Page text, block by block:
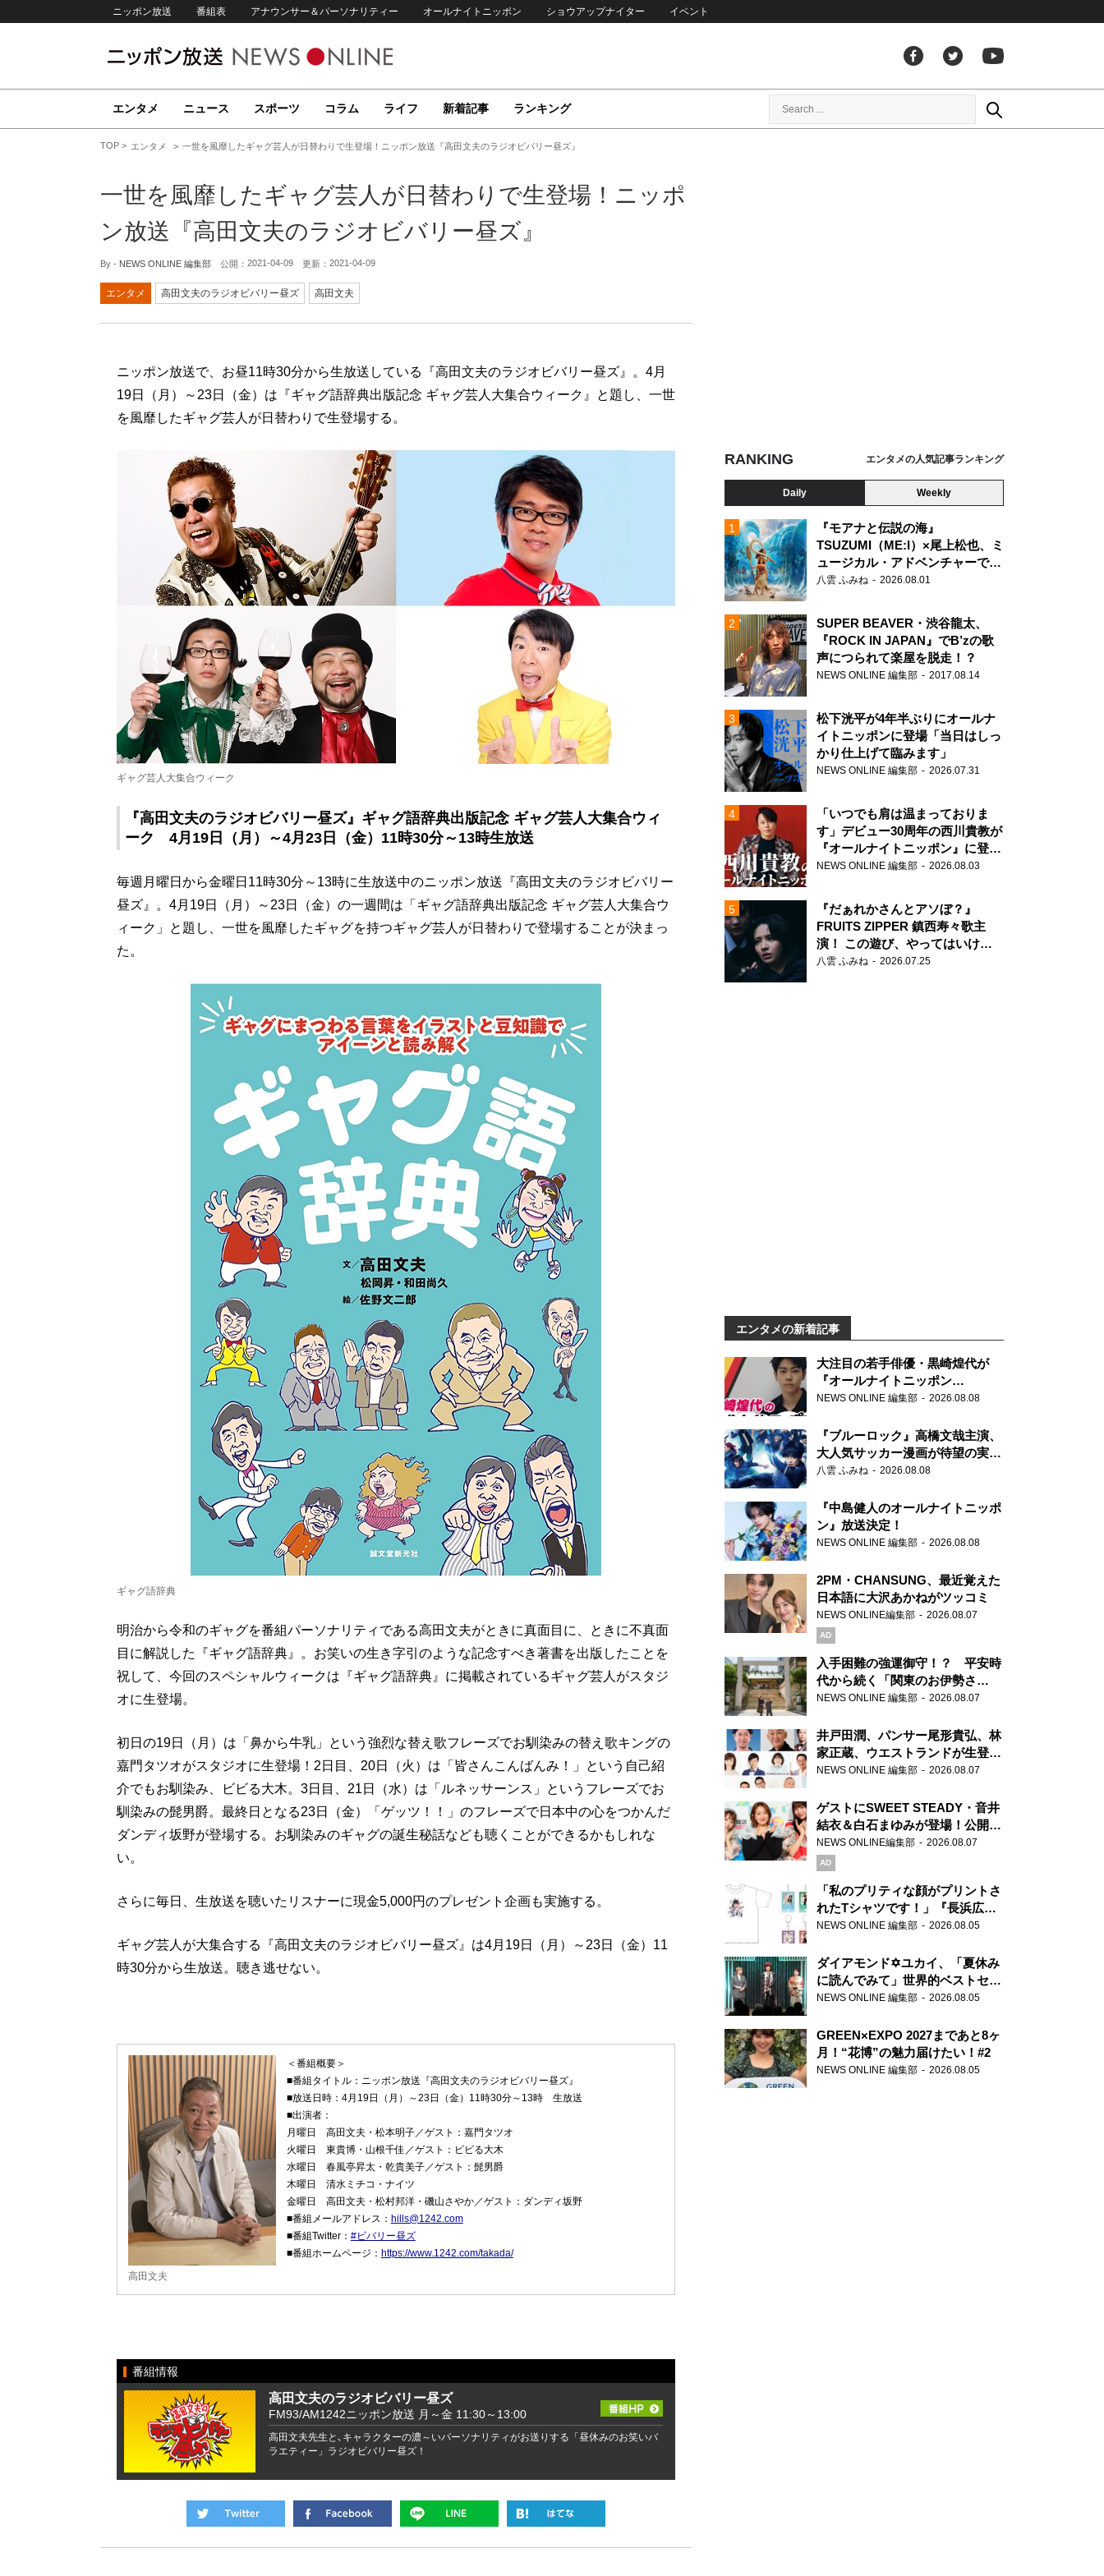
ニッポン放送 番組表 アナウンサー＆パーソナリティー オールナイトニッポン ショウアップナイター イベント
エンタメ ニュース スポーツ コラム ライフ 新着記事 ランキング
TOP エンタメ 一世を風靡したギャグ芸人が日替わりで生登場！ニッポン放送『高田文夫のラジオビバリー昼ズ』
一世を風靡したギャグ芸人が日替わりで生登場！ニッポ
ン放送『高田文夫のラジオビバリー昼ズ』
By - NEWS ONLINE 編集部 公開： 2021-04-09 更新： 2021-04-09
エンタメ 高田文夫のラジオビバリー昼ズ 高田文夫
ニッポン放送で、お昼11時30分から生放送している『高田文夫のラジオビバリー昼ズ』。4月
19日（月）～23日（金）は『ギャグ語辞典出版記念 ギャグ芸人大集合ウィーク』と題し、一世
を風靡したギャグ芸人が日替わりで生登場する。
ギャグ芸人大集合ウィーク
『高田文夫のラジオビバリー昼ズ』ギャグ語辞典出版記念 ギャグ芸人大集合ウィ
ーク 4月19日（月）～4月23日（金）11時30分～13時生放送
毎週月曜日から金曜日11時30分～13時に生放送中のニッポン放送『高田文夫のラジオビバリー
昼ズ』。4月19日（月）～23日（金）の一週間は「ギャグ語辞典出版記念 ギャグ芸人大集合ウ
ィーク」と題し、一世を風靡したギャグを持つギャグ芸人が日替わりで登場することが決まっ
た。
ギャグ語辞典
明治から令和のギャグを番組パーソナリティである高田文夫がときに真面目に、ときに不真面
目に解説した『ギャグ語辞典』。お笑いの生き字引のような記念すべき著書を出版したことを
祝して、今回のスペシャルウィークは『ギャグ語辞典』に掲載されているギャグ芸人がスタジ
オに生登場。
初日の19日（月）は「鼻から牛乳」という強烈な替え歌フレーズでお馴染みの替え歌キングの
嘉門タツオがスタジオに生登場！2日目、20日（火）は「皆さんこんばんみ！」という自己紹
介でもお馴染み、ビビる大木。3日目、21日（水）は「ルネッサーンス」というフレーズでお
馴染みの髭男爵。最終日となる23日（金）「ゲッツ！！」のフレーズで日本中の心をつかんだ
ダンディ坂野が登場する。お馴染みのギャグの誕生秘話なども聴くことができるかもしれな
い。
さらに毎日、生放送を聴いたリスナーに現金5,000円のプレゼント企画も実施する。
ギャグ芸人が大集合する『高田文夫のラジオビバリー昼ズ』は4月19日（月）～23日（金）11
時30分から生放送。聴き逃せない。
高田文夫
＜番組概要＞
■番組タイトル：ニッポン放送『高田文夫のラジオビバリー昼ズ』
■放送日時：4月19日（月）～23日（金）11時30分～13時 生放送
■出演者：
月曜日 高田文夫・松本明子／ゲスト：嘉門タツオ
火曜日 東貴博・山根千佳／ゲスト：ビビる大木
水曜日 春風亭昇太・乾貴美子／ゲスト：髭男爵
木曜日 清水ミチコ・ナイツ
金曜日 高田文夫・松村邦洋・磯山さやか／ゲスト：ダンディ坂野
■番組メールアドレス： hills@1242.com
■番組Twitter： #ビバリー昼ズ
■番組ホームページ： https://www.1242.com/takada/
番組情報
高田文夫のラジオビバリー昼ズ
FM93/AM1242ニッポン放送 月～金 11:30～13:00
高田文夫先生と､キャラクターの濃～いパーソナリティがお送りする「昼休みのお笑いバ
ラエティー」ラジオビバリー昼ズ！
RANKING エンタメの人気記事ランキング
Daily Weekly
『モアナと伝説の海』
TSUZUMI（ME:I）×尾上松也、ミ
ュージカル・アドベンチャーで美
声を響かせる
八雲 ふみね 2026.08.01
SUPER BEAVER・渋谷龍太、
『ROCK IN JAPAN』でB’zの歌
声につられて楽屋を脱走！？
NEWS ONLINE 編集部 2017.08.14
松下洸平が4年半ぶりにオールナ
イトニッポンに登場「当日はしっ
かり仕上げて臨みます」
NEWS ONLINE 編集部 2026.07.31
「いつでも肩は温まっておりま
す」デビュー30周年の西川貴教が
『オールナイトニッポン』に登
場！
NEWS ONLINE 編集部 2026.08.03
『だぁれかさんとアソぼ？』
FRUITS ZIPPER 鎮西寿々歌主
演！ この遊び、やってはいけま
せん。
八雲 ふみね 2026.07.25
エンタメの新着記事
大注目の若手俳優・黒崎煌代が
『オールナイトニッポン
0(ZERO)』に初登場「今からとて
NEWS ONLINE 編集部 2026.08.08
『ブルーロック』高橋文哉主演、
大人気サッカー漫画が待望の実写
映画に
八雲 ふみね 2026.08.08
『中島健人のオールナイトニッポ
ン』放送決定！
NEWS ONLINE 編集部 2026.08.08
2PM・CHANSUNG、最近覚えた
日本語に大沢あかねがツッコミ
NEWS ONLINE編集部 2026.08.07
AD
入手困難の強運御守！？ 平安時
代から続く「関東のお伊勢さ
ま」、芝大神宮にてランパンプス
NEWS ONLINE 編集部 2026.08.07
井戸田潤、パンサー尾形貴弘、林
家正蔵、ウエストランドが生登
場！『ラジオビバリー昼ズ』
NEWS ONLINE 編集部 2026.08.07
ゲストにSWEET STEADY・音井
結衣＆白石まゆみが登場！公開収
録で素顔全開！
NEWS ONLINE編集部 2026.08.07
AD
「私のプリティな顔がプリントさ
れたTシャツです！」『長浜広奈
天下無双』初の番組グッズ発売
NEWS ONLINE 編集部 2026.08.05
ダイアモンド✡ユカイ、「夏休み
に読んでみて」世界的ベストセラ
ー『アナスタシア』を紹介
NEWS ONLINE 編集部 2026.08.05
GREEN×EXPO 2027まであと8ヶ
月！“花博”の魅力届けたい！#2
NEWS ONLINE 編集部 2026.08.05